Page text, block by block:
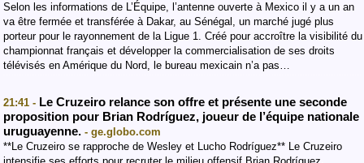
Selon les informations de L’Équipe, l’antenne ouverte à Mexico il y a un an
va être fermée et transférée à Dakar, au Sénégal, un marché jugé plus
porteur pour le rayonnement de la Ligue 1. Créé pour accroître la visibilité du
championnat français et développer la commercialisation de ses droits
télévisés en Amérique du Nord, le bureau mexicain n’a pas…
21:41 - Le Cruzeiro relance son offre et présente une seconde
proposition pour Brian Rodríguez, joueur de l’équipe nationale
uruguayenne. - ge.globo.com
**Le Cruzeiro se rapproche de Wesley et Lucho Rodríguez** Le Cruzeiro